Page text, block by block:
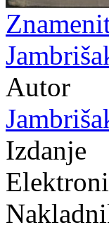
Autor
Izdanje